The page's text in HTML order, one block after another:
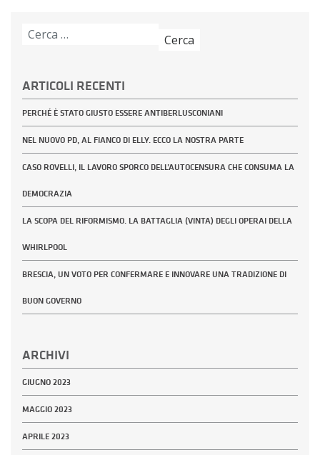
Ricerca
ARTICOLI RECENTI
PERCHÉ È STATO GIUSTO ESSERE ANTIBERLUSCONIANI
NEL NUOVO PD, AL FIANCO DI ELLY. ECCO LA NOSTRA PARTE
CASO ROVELLI, IL LAVORO SPORCO DELL’AUTOCENSURA CHE CONSUMA LA
DEMOCRAZIA
LA SCOPA DEL RIFORMISMO. LA BATTAGLIA (VINTA) DEGLI OPERAI DELLA
WHIRLPOOL
BRESCIA, UN VOTO PER CONFERMARE E INNOVARE UNA TRADIZIONE DI
BUON GOVERNO
ARCHIVI
GIUGNO 2023
MAGGIO 2023
APRILE 2023